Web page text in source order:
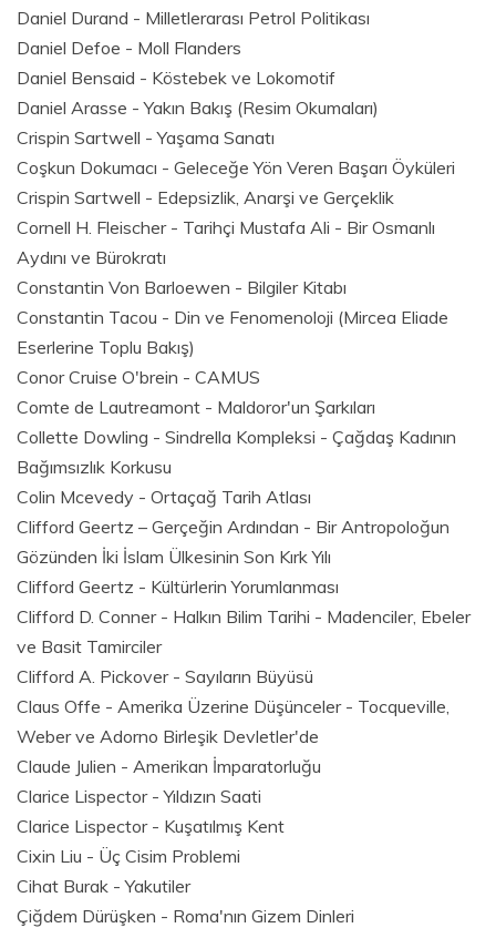
Daniel Durand - Milletlerarası Petrol Politikası
Daniel Defoe - Moll Flanders
Daniel Bensaid - Köstebek ve Lokomotif
Daniel Arasse - Yakın Bakış (Resim Okumaları)
Crispin Sartwell - Yaşama Sanatı
Coşkun Dokumacı - Geleceğe Yön Veren Başarı Öyküleri
Crispin Sartwell - Edepsizlik, Anarşi ve Gerçeklik
Cornell H. Fleischer - Tarihçi Mustafa Ali - Bir Osmanlı
Aydını ve Bürokratı
Constantin Von Barloewen - Bilgiler Kitabı
Constantin Tacou - Din ve Fenomenoloji (Mircea Eliade
Eserlerine Toplu Bakış)
Conor Cruise O'brein - CAMUS
Comte de Lautreamont - Maldoror'un Şarkıları
Collette Dowling - Sindrella Kompleksi - Çağdaş Kadının
Bağımsızlık Korkusu
Colin Mcevedy - Ortaçağ Tarih Atlası
Clifford Geertz – Gerçeğin Ardından - Bir Antropoloğun
Gözünden İki İslam Ülkesinin Son Kırk Yılı
Clifford Geertz - Kültürlerin Yorumlanması
Clifford D. Conner - Halkın Bilim Tarihi - Madenciler, Ebeler
ve Basit Tamirciler
Clifford A. Pickover - Sayıların Büyüsü
Claus Offe - Amerika Üzerine Düşünceler - Tocqueville,
Weber ve Adorno Birleşik Devletler'de
Claude Julien - Amerikan İmparatorluğu
Clarice Lispector - Yıldızın Saati
Clarice Lispector - Kuşatılmış Kent
Cixin Liu - Üç Cisim Problemi
Cihat Burak - Yakutiler
Çiğdem Dürüşken - Roma'nın Gizem Dinleri